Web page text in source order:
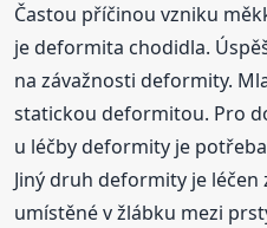
Častou příčinou vzniku
je deformita chodidla.
na závažnosti deformity.
statickou deformitou. Pro
u léčby deformity je
Jiný druh deformity je
umístěné v žlábku mezi